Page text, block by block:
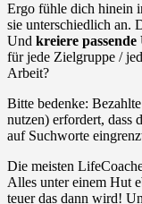
Ergo fühle dich hinein
sie unterschiedlich an.
Und kreiere
für jede Zielgruppe /
Arbeit?
Bitte bedenke:
nutzen) erfordert, dass
auf Suchworte
Die meisten
Alles unter einem Hut
teuer das dann wird!